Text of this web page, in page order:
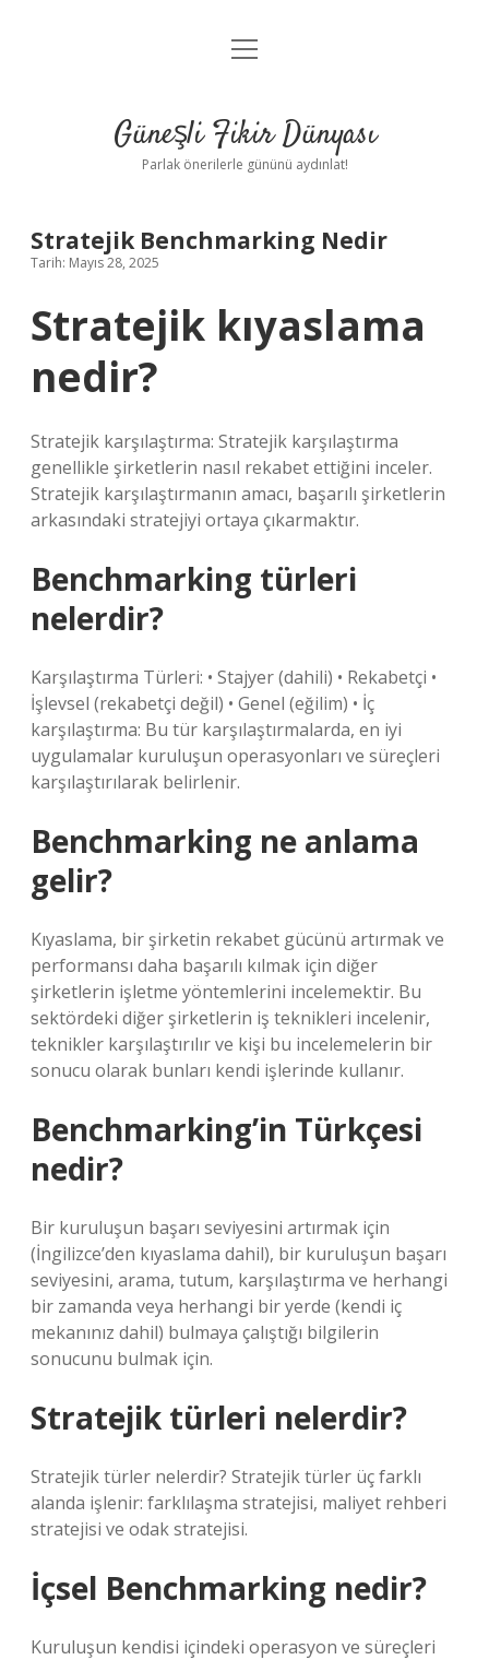
Anasayfa
Yasal Uyarı
menüyü
Güneşli Fikir Dünyası
Parlak önerilerle gününü aydınlat!
Stratejik Benchmarking Nedir
Tarih: Mayıs 28, 2025
Stratejik kıyaslama
nedir?
Stratejik karşılaştırma: Stratejik karşılaştırma
genellikle şirketlerin nasıl rekabet ettiğini inceler.
Stratejik karşılaştırmanın amacı, başarılı şirketlerin
arkasındaki stratejiyi ortaya çıkarmaktır.
Benchmarking türleri
nelerdir?
Karşılaştırma Türleri: • Stajyer (dahili) • Rekabetçi •
İşlevsel (rekabetçi değil) • Genel (eğilim) • İç
karşılaştırma: Bu tür karşılaştırmalarda, en iyi
uygulamalar kuruluşun operasyonları ve süreçleri
karşılaştırılarak belirlenir.
Benchmarking ne anlama
gelir?
Kıyaslama, bir şirketin rekabet gücünü artırmak ve
performansı daha başarılı kılmak için diğer
şirketlerin işletme yöntemlerini incelemektir. Bu
sektördeki diğer şirketlerin iş teknikleri incelenir,
teknikler karşılaştırılır ve kişi bu incelemelerin bir
sonucu olarak bunları kendi işlerinde kullanır.
Benchmarking’in Türkçesi
nedir?
Bir kuruluşun başarı seviyesini artırmak için
(İngilizce’den kıyaslama dahil), bir kuruluşun başarı
seviyesini, arama, tutum, karşılaştırma ve herhangi
bir zamanda veya herhangi bir yerde (kendi iç
mekanınız dahil) bulmaya çalıştığı bilgilerin
sonucunu bulmak için.
Stratejik türleri nelerdir?
Stratejik türler nelerdir? Stratejik türler üç farklı
alanda işlenir: farklılaşma stratejisi, maliyet rehberi
stratejisi ve odak stratejisi.
İçsel Benchmarking nedir?
Kuruluşun kendisi içindeki operasyon ve süreçleri